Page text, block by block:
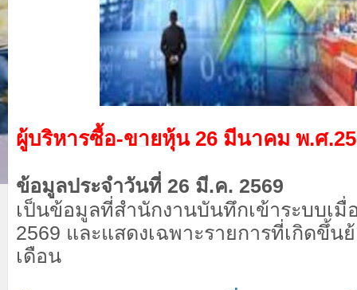
ผู้บริหารซื้อ-ขายหุ้น 26 มีนาคม พ.ศ
ข้อมูลประจำวันที่ 26 มี.ค. 2569
เป็นข้อมูลที่สำนักงานบันทึกเข้าระบบเ
2569 และแสดงเฉพาะรายการที่เกิดขึ้น
เดือน